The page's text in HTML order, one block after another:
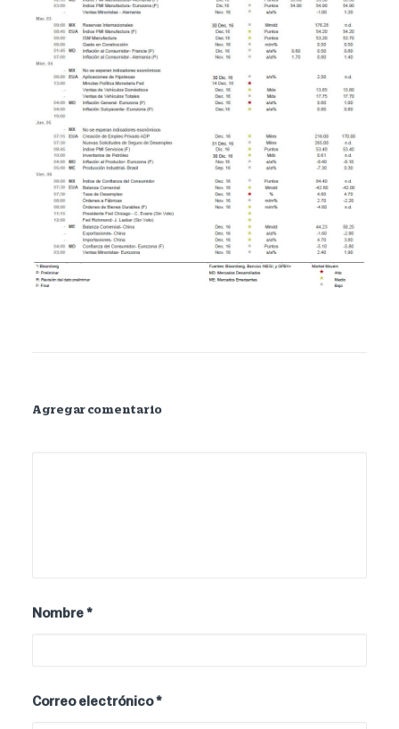
Agregar comentario
Nombre *
Correo electrónico*